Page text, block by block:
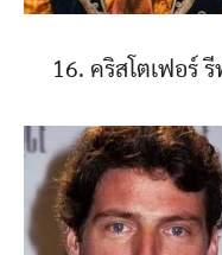
16. คริสโตเฟอร์